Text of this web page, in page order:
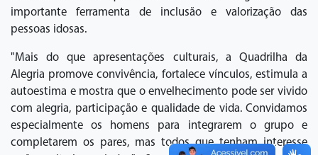
importante ferramenta de inclusão e valorização das
pessoas idosas.
"Mais do que apresentações culturais, a Quadrilha da
Alegria promove convivência, fortalece vínculos, estimula a
autoestima e mostra que o envelhecimento pode ser vivido
com alegria, participação e qualidade de vida. Convidamos
especialmente os homens para integrarem o grupo e
completarem os pares, mas todos que tenham interesse